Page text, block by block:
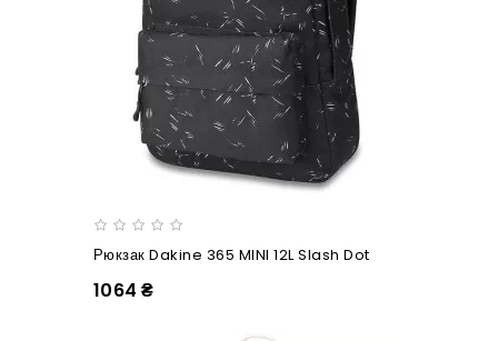
Рюкзак Dakine 365 MINI 12L Slash Dot
1064 ₴